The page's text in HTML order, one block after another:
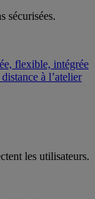
sécurisées.
flexible, intégrée
à l’atelier
les utilisateurs.